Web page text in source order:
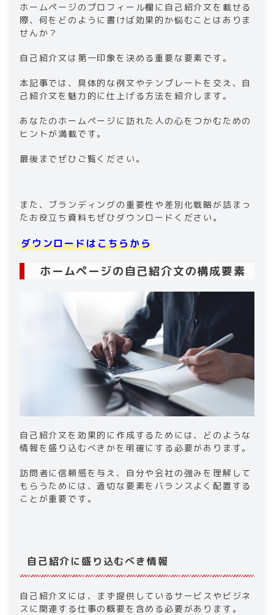
6-1 . SEO対策を考慮した自己紹介文の書き方​
6-2
ホームページのプロフィール欄に自己紹介文を載せる
際、何をどのように書けば効果的か悩むことはありま
せんか？
自己紹介文は第一印象を決める重要な要素です。
本記事では、具体的な例文やテンプレートを交え、自
己紹介文を魅力的に仕上げる方法を紹介します。
あなたのホームページに訪れた人の心をつかむための
ヒントが満載です。
最後までぜひご覧ください。
また、ブランディングの重要性や差別化戦略が詰まっ
たお役立ち資料もぜひダウンロードください。
ダウンロードはこちらから
ホームページの​​自己紹介文の構成要素​
​​自己紹介文を効果的に作成するためには、どのような
情報を盛り込むべきかを明確にする必要があります。
訪問者に信頼感を与え、自分や会社の強みを理解して
もらうためには、適切な要素をバランスよく配置する
ことが重要です。
自己紹介に盛り込むべき情報​
​​自己紹介文には、まず提供しているサービスやビジネ
スに関連する​​仕事の概要​​を含める必要があります。